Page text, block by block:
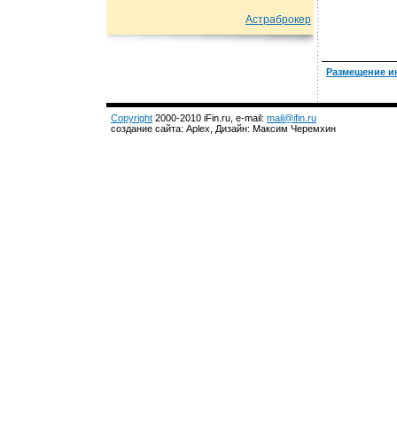
Астраброкер
Размещение
Copyright 2000-2010 iFin.ru, e-mail: mail@ifin.ru
создание сайта: Aplex, Дизайн: Максим Черемхин